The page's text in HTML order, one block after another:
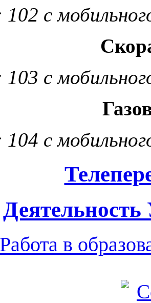
102 с
103 с
104 с
Работа в